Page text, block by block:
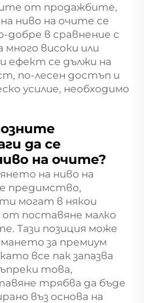
от продажбите,
ниво на очите се
добре в сравнение с
високи или
ефект се дължи на
по-лесен достъп и
усилие, необходимо
да се
на очите?
на ниво на
предимство,
могат в някои
от поставяне малко
Тази позиция може
за премиум
все пак запазва
това,
трябва да бъде
въз основа на